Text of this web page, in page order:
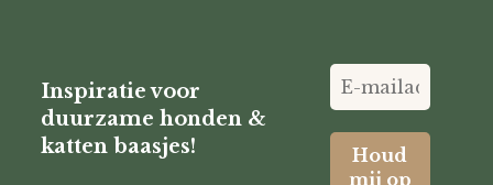
Inspiratie voor
duurzame honden &
katten baasjes!